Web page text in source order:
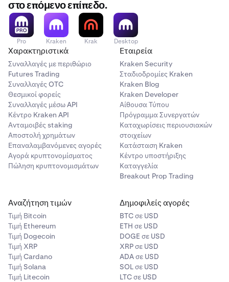
στο επόμενο επίπεδο.
Pro Kraken Krak Desktop
Χαρακτηριστικά
Συναλλαγές με περιθώριο
Futures Trading
Συναλλαγές OTC
Θεσμικοί φορείς
Συναλλαγές μέσω API
Κέντρο Kraken API
Ανταμοιβές staking
Αποστολή χρημάτων
Επαναλαμβανόμενες αγορές
Αγορά κρυπτονομίσματος
Πώληση κρυπτονομισμάτων
Εταιρεία
Kraken Security
Σταδιοδρομίες Kraken
Kraken Blog
Kraken Developer
Αίθουσα Τύπου
Πρόγραμμα Συνεργατών
Καταχωρίσεις περιουσιακών
στοιχείων
Κατάσταση Kraken
Κέντρο υποστήριξης
Καταγγελία
Breakout Prop Trading
Αναζήτηση τιμών
Τιμή Βitcoin
Τιμή Ethereum
Τιμή Dogecoin
Τιμή XRP
Τιμή Cardano
Τιμή Solana
Τιμή Litecoin
Δημοφιλείς αγορές
BTC σε USD
ETH σε USD
DOGE σε USD
XRP σε USD
ADA σε USD
SOL σε USD
LTC σε USD